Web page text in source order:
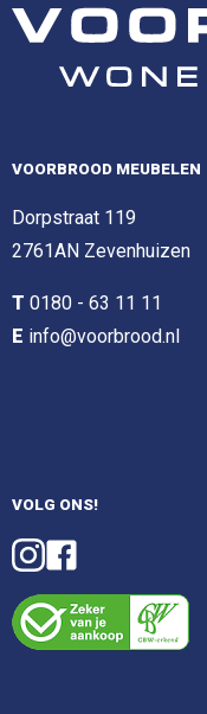
VOORBROOD MEUBELEN
Dorpstraat 119
2761AN Zevenhuizen
T 0180 - 63 11 11
E info@voorbrood.nl
VOLG ONS!